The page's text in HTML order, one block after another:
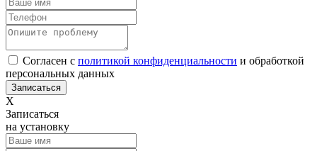
Согласен с политикой конфиденциальности и обработкой
персональных данных
Х
Записаться
на установку